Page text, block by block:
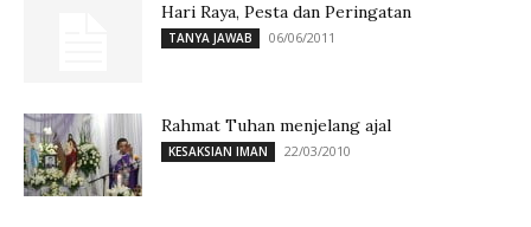
Hari Raya, Pesta dan Peringatan
TANYA JAWAB 06/06/2011
Rahmat Tuhan menjelang ajal
KESAKSIAN IMAN 22/03/2010